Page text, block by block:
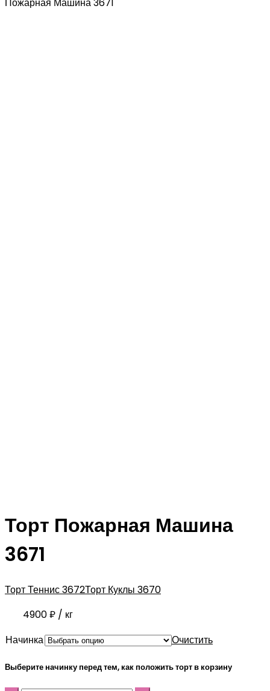
Торт Пожарная Машина
3671
Торт Теннис 3672Торт Куклы 3670
4900₽ / кг
Начинка
Очистить
Выберите начинку перед тем, как положить торт в корзину